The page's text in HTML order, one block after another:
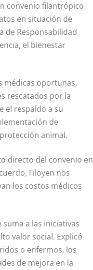
convenio filantrópico
en situación de
de Responsabilidad
el bienestar
médicas oportunas,
rescatados por la
el respaldo a su
de
animal.
directo del convenio en
Filoyen nos
los costos médicos
a las iniciativas
valor social. Explicó
o enfermos, los
de mejora en la